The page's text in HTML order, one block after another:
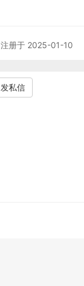
注册于 2025-01-10
发私信